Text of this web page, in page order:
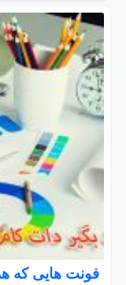
فونت هایی که